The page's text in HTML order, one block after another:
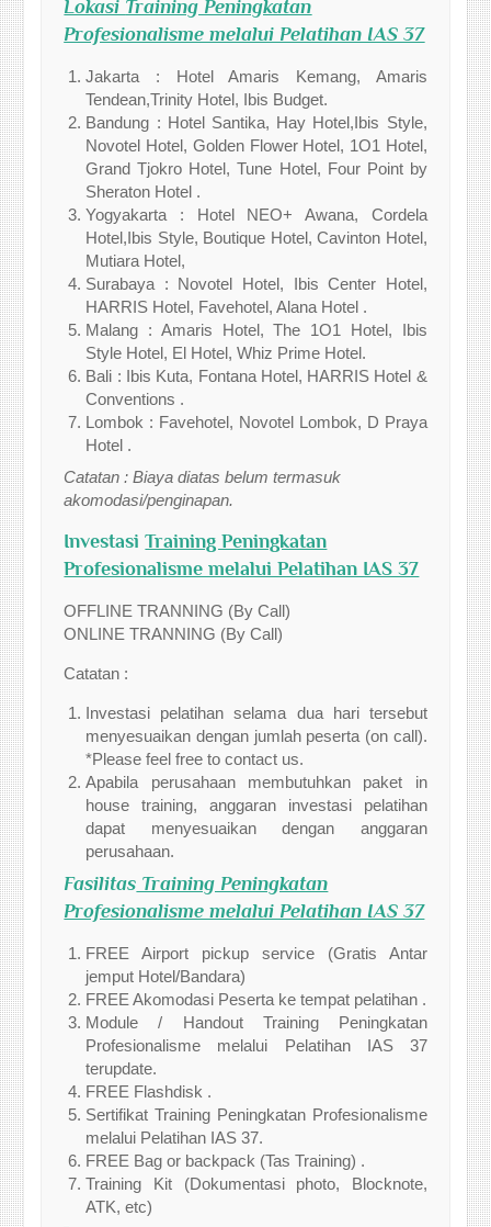
Lokasi Training Peningkatan
Profesionalisme melalui Pelatihan IAS 37
Jakarta : Hotel Amaris Kemang, Amaris
Tendean,Trinity Hotel, Ibis Budget.
Bandung : Hotel Santika, Hay Hotel,Ibis Style,
Novotel Hotel, Golden Flower Hotel, 1O1 Hotel,
Grand Tjokro Hotel, Tune Hotel, Four Point by
Sheraton Hotel .
Yogyakarta : Hotel NEO+ Awana, Cordela
Hotel,Ibis Style, Boutique Hotel, Cavinton Hotel,
Mutiara Hotel,
Surabaya : Novotel Hotel, Ibis Center Hotel,
HARRIS Hotel, Favehotel, Alana Hotel .
Malang : Amaris Hotel, The 1O1 Hotel, Ibis
Style Hotel, El Hotel, Whiz Prime Hotel.
Bali : Ibis Kuta, Fontana Hotel, HARRIS Hotel &
Conventions .
Lombok : Favehotel, Novotel Lombok, D Praya
Hotel .
Catatan : Biaya diatas belum termasuk
akomodasi/penginapan.
InvestasiTraining Peningkatan
Profesionalisme melalui Pelatihan IAS 37
OFFLINE TRANNING (By Call)
ONLINE TRANNING (By Call)
Catatan :
Investasi pelatihan selama dua hari tersebut
menyesuaikan dengan jumlah peserta (on call).
*Please feel free to contact us.
Apabila perusahaan membutuhkan paket in
house training, anggaran investasi pelatihan
dapat menyesuaikan dengan anggaran
perusahaan.
Fasilitas Training Peningkatan
Profesionalisme melalui Pelatihan IAS 37
FREE Airport pickup service (Gratis Antar
jemput Hotel/Bandara)
FREE Akomodasi Peserta ke tempat pelatihan .
Module / Handout Training Peningkatan
Profesionalisme melalui Pelatihan IAS 37
terupdate.
FREE Flashdisk .
Sertifikat Training Peningkatan Profesionalisme
melalui Pelatihan IAS 37.
FREE Bag or backpack (Tas Training) .
Training Kit (Dokumentasi photo, Blocknote,
ATK, etc)